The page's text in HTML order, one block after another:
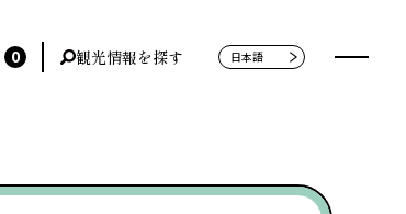
0 観光情報を探す